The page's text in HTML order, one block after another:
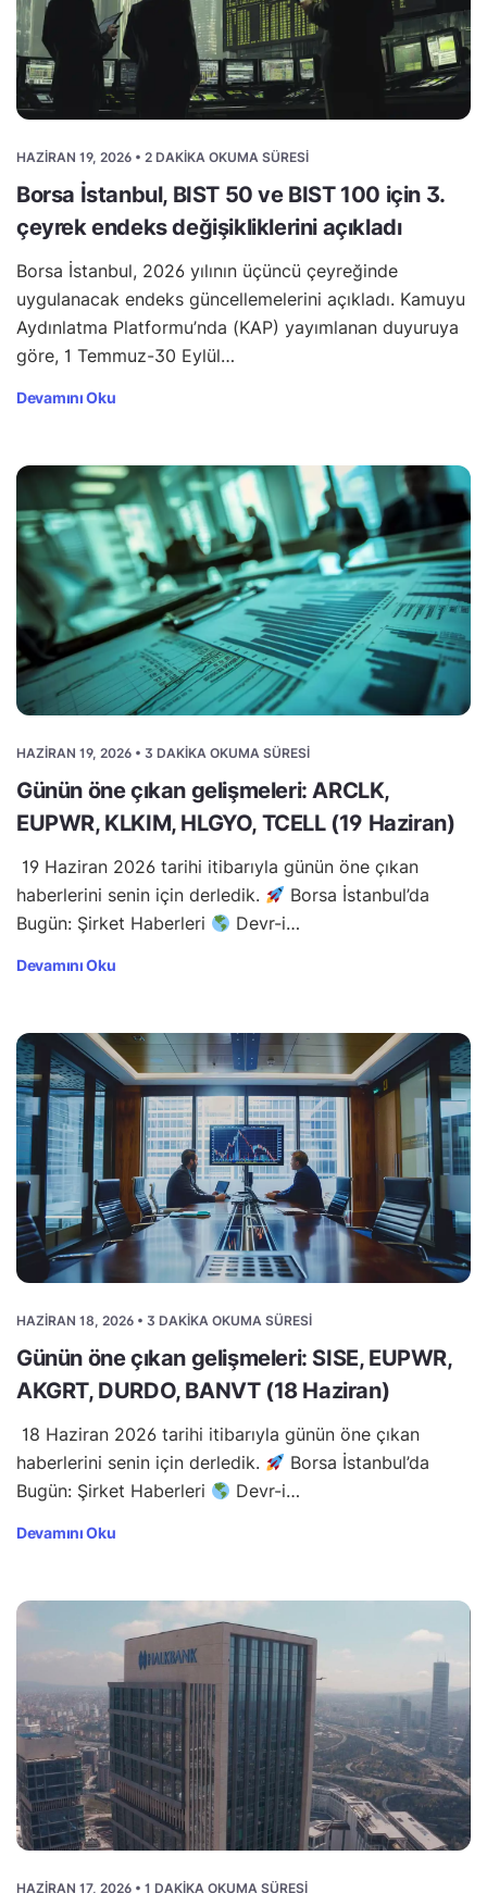
HAZIRAN 19, 2026 • 2 DAKIKA OKUMA SÜRESI
Borsa İstanbul, BIST 50 ve BIST 100 için 3.
çeyrek endeks değişikliklerini açıkladı
Borsa İstanbul, 2026 yılının üçüncü çeyreğinde
uygulanacak endeks güncellemelerini açıkladı. Kamuyu
Aydınlatma Platformu’nda (KAP) yayımlanan duyuruya
göre, 1 Temmuz-30 Eylül…
Devamını Oku
HAZIRAN 19, 2026 • 3 DAKIKA OKUMA SÜRESI
Günün öne çıkan gelişmeleri: ARCLK,
EUPWR, KLKIM, HLGYO, TCELL (19 Haziran)
19 Haziran 2026 tarihi itibarıyla günün öne çıkan
haberlerini senin için derledik.
Borsa İstanbul’da
Bugün: Şirket Haberleri
Devr-i…
Devamını Oku
HAZIRAN 18, 2026 • 3 DAKIKA OKUMA SÜRESI
Günün öne çıkan gelişmeleri: SISE, EUPWR,
AKGRT, DURDO, BANVT (18 Haziran)
18 Haziran 2026 tarihi itibarıyla günün öne çıkan
haberlerini senin için derledik.
Borsa İstanbul’da
Bugün: Şirket Haberleri
Devr-i…
Devamını Oku
HAZIRAN 17, 2026 • 1 DAKIKA OKUMA SÜRESI